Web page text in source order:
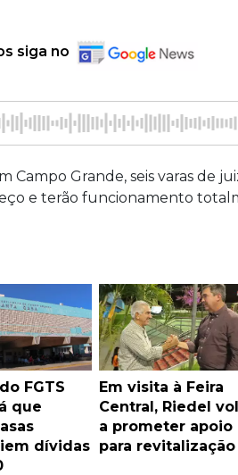
siga no
Campo Grande, seis varas de
e terão funcionamento
FGTS
que
dívidas
Em visita à Feira
Central, Riedel
a prometer apoio
para revitalização